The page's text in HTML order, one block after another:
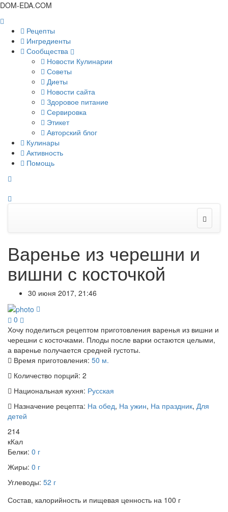
DOM-EDA.COM
Рецепты
Ингредиенты
Сообщества
Новости Кулинарии
Советы
Диеты
Новости сайта
Здоровое питание
Сервировка
Этикет
Авторский блог
Кулинары
Активность
Помощь
Варенье из черешни и
вишни с косточкой
30 июня 2017, 21:46
0
Хочу поделиться рецептом приготовления варенья из вишни и
черешни с косточками. Плоды после варки остаются целыми,
а варенье получается средней густоты.
Время приготовления: 50 м.
Количество порций: 2
Национальная кухня: Русская
Назначение рецепта: На обед, На ужин, На праздник, Для
детей
214
кКал
Белки: 0 г
Жиры: 0 г
Углеводы: 52 г
Состав, калорийность и пищевая ценность на 100 г